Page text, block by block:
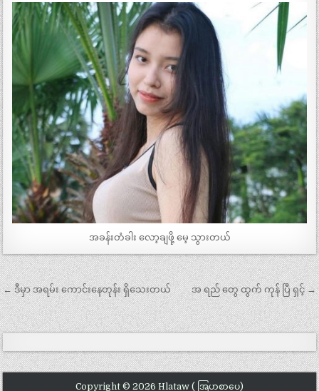
အခန်းတံခါး လော့ချဖို့ မေ့ သွားတယ်
Post
navigation
← ဒီမှာ အရမ်း ကောင်းနေတုန်း ရှိသေးတယ် အ ရည် တွေ ထွက် ကုန် ပြီ ရှင့် →
Copyright © 2026 Hlataw ( အြပာစာပေ)